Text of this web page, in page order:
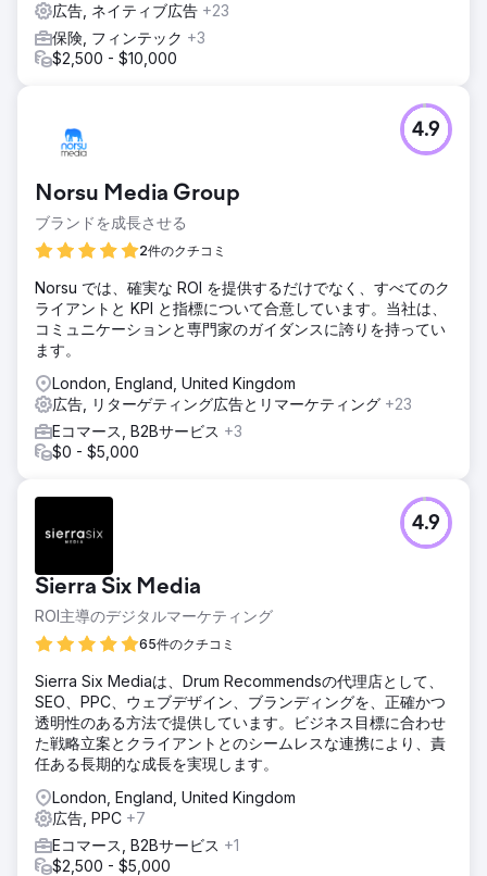
広告, ネイティブ広告 +23
保険, フィンテック +3
$2,500 - $10,000
Norsu Media Group
ブランドを成長させる
2件のクチコミ
4.9
Norsu では、確実な ROI を提供するだけでなく、すべてのク
ライアントと KPI と指標について合意しています。当社は、
コミュニケーションと専門家のガイダンスに誇りを持ってい
ます。
London, England, United Kingdom
広告, リターゲティング広告とリマーケティング +23
Eコマース, B2Bサービス +3
$0 - $5,000
Sierra Six Media
ROI主導のデジタルマーケティング
65件のクチコミ
4.9
Sierra Six Mediaは、Drum Recommendsの代理店として、
SEO、PPC、ウェブデザイン、ブランディングを、正確かつ
透明性のある方法で提供しています。ビジネス目標に合わせ
た戦略立案とクライアントとのシームレスな連携により、責
任ある長期的な成長を実現します。
London, England, United Kingdom
広告, PPC +7
Eコマース, B2Bサービス +1
$2,500 - $5,000